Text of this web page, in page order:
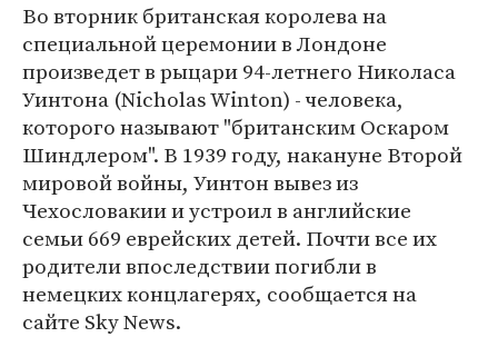
Во вторник британская королева на
специальной церемонии в Лондоне
произведет в рыцари 94-летнего Николаса
Уинтона (Nicholas Winton) - человека,
которого называют "британским Оскаром
Шиндлером". В 1939 году, накануне Второй
мировой войны, Уинтон вывез из
Чехословакии и устроил в английские
семьи 669 еврейских детей. Почти все их
родители впоследствии погибли в
немецких концлагерях, сообщается на
сайте Sky News.